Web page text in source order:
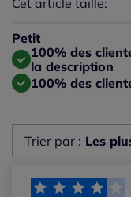
Petit
Répartition du
Taille grand :
100% des
la description
100% des
Trier par : Les
Les plus récents